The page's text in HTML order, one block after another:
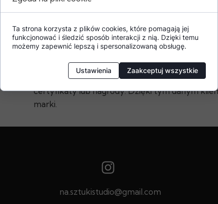
Dodatkowe informacje o produkcie
W tej sekcji warto umieścić istotne informacje,
gwarancji, zalecenia dotyczące montażu/
certyfikaty lub nagrody. Dzięki tym danym
marki.
na.sztukistudio@gmail.com
Ta strona korzysta z plików cookies, które pomagają jej
funkcjonować i śledzić sposób interakcji z nią. Dzięki temu
możemy zapewnić lepszą i spersonalizowaną obsługę.
Ustawienia Zaakceptuj wszystkie